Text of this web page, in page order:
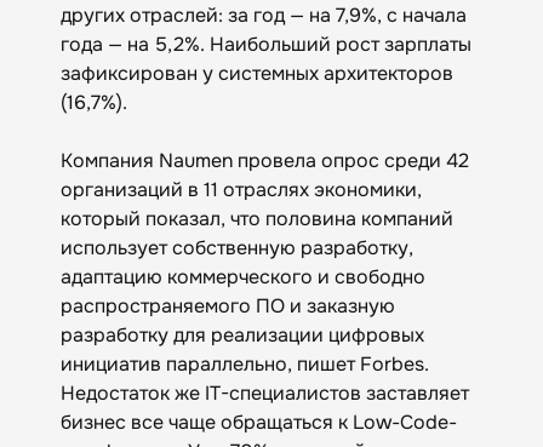
других отраслей: за год — на 7,9%, с начала
года — на 5,2%. Наибольший рост зарплаты
зафиксирован у системных архитекторов
(16,7%).
Компания Naumen провела опрос среди 42
организаций в 11 отраслях экономики,
который показал, что половина компаний
использует собственную разработку,
адаптацию коммерческого и свободно
распространяемого ПО и заказную
разработку для реализации цифровых
инициатив параллельно, пишет Forbes.
Недостаток же IT-специалистов заставляет
бизнес все чаще обращаться к Low-Code-